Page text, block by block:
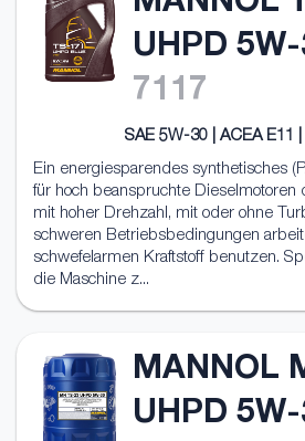
UHPD
7117
SAE 5W-30 | ACEA E11 |
Ein energiesparendes synthetisches
für hoch beanspruchte Dieselmotoren
mit hoher Drehzahl, mit oder ohne
schweren Betriebsbedingungen
schwefelarmen Kraftstoff benutzen.
die Maschine z...
MANNOL
UHPD